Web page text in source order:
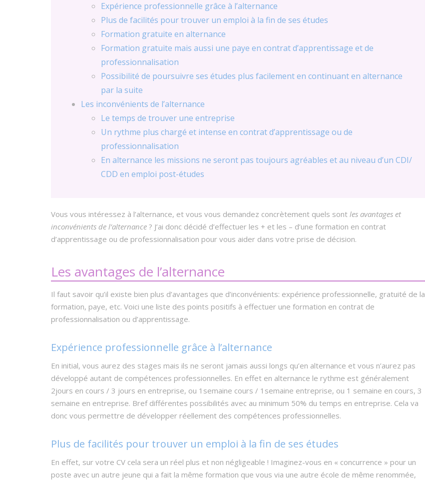
Expérience professionnelle grâce à l’alternance
Plus de facilités pour trouver un emploi à la fin de ses études
Formation gratuite en alternance
Formation gratuite mais aussi une paye en contrat d’apprentissage et de
professionnalisation
Possibilité de poursuivre ses études plus facilement en continuant en alternance
par la suite
Les inconvénients de l’alternance
Le temps de trouver une entreprise
Un rythme plus chargé et intense en contrat d’apprentissage ou de
professionnalisation
En alternance les missions ne seront pas toujours agréables et au niveau d’un CDI/
CDD en emploi post-études
Vous vous intéressez à l’alternance, et vous vous demandez concrètement quels sont les avantages et
inconvénients de l’alternance ? J’ai donc décidé d’effectuer les + et les – d’une formation en contrat
d’apprentissage ou de professionnalisation pour vous aider dans votre prise de décision.
Les avantages de l’alternance
Il faut savoir qu’il existe bien plus d’avantages que d’inconvénients: expérience professionnelle, gratuité de la
formation, paye, etc. Voici une liste des points positifs à effectuer une formation en contrat de
professionnalisation ou d’apprentissage.
Expérience professionnelle grâce à l’alternance
En initial, vous aurez des stages mais ils ne seront jamais aussi longs qu’en alternance et vous n’aurez pas
développé autant de compétences professionnelles. En effet en alternance le rythme est généralement
2jours en cours / 3 jours en entreprise, ou 1semaine cours / 1semaine entreprise, ou 1 semaine en cours, 3
semaine en entreprise. Bref différentes possibilités avec au minimum 50% du temps en entreprise. Cela va
donc vous permettre de développer réellement des compétences professionnelles.
Plus de facilités pour trouver un emploi à la fin de ses études
En effet, sur votre CV cela sera un réel plus et non négligeable ! Imaginez-vous en « concurrence » pour un
poste avec un autre jeune qui a fait la même formation que vous via une autre école de même renommée,